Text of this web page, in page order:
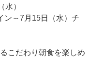
水）
ン～7月15日（水）チ
こだわり朝食を楽しめ